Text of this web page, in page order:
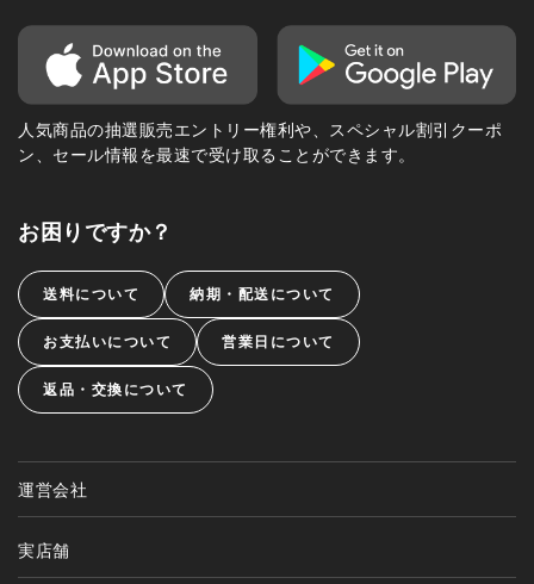
人気商品の抽選販売エントリー権利や、スペシャル割引クーポ
ン、セール情報を最速で受け取ることができます。
お困りですか？
送料について 納期・配送について
お支払いについて 営業日について
返品・交換について
運営会社
実店舗